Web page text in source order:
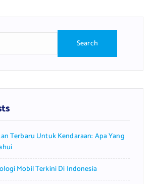
Terbaru Untuk Kendaraan: Apa Yang
Mobil Terkini Di Indonesia